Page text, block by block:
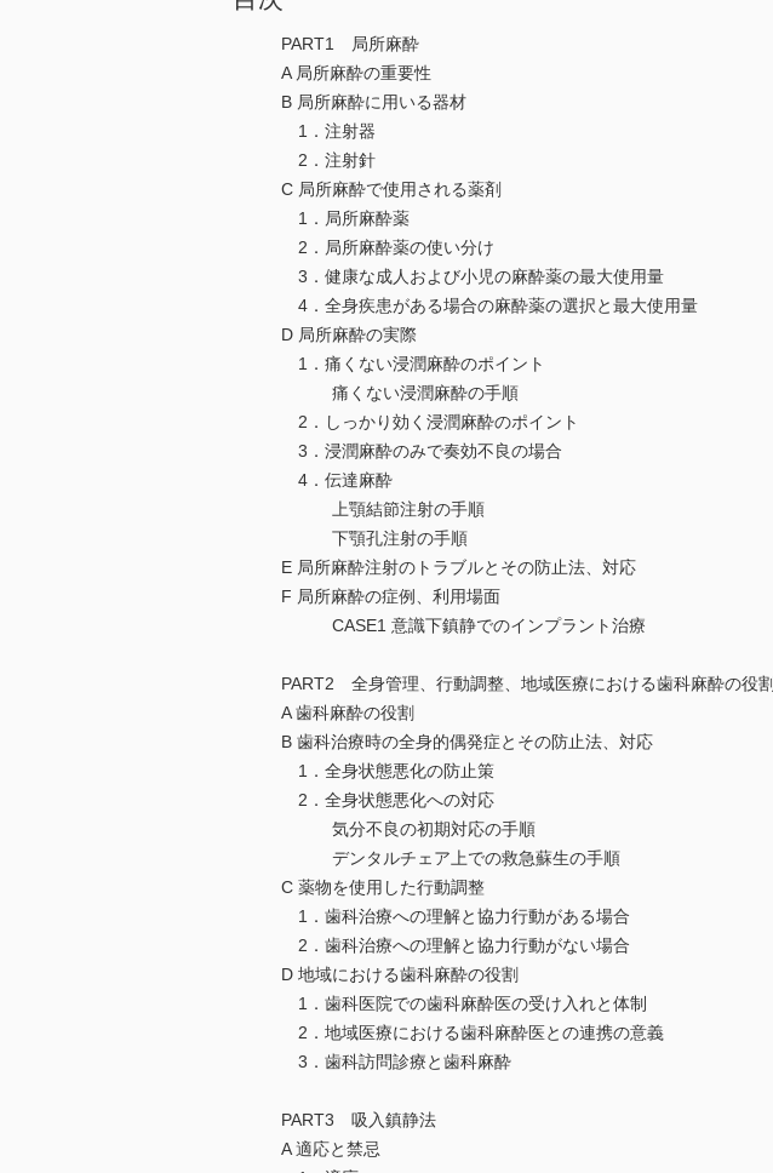
PART1 局所麻酔
A 局所麻酔の重要性
B 局所麻酔に用いる器材
1．注射器
2．注射針
C 局所麻酔で使用される薬剤
1．局所麻酔薬
2．局所麻酔薬の使い分け
3．健康な成人および小児の麻酔薬の最大使用量
4．全身疾患がある場合の麻酔薬の選択と最大使用量
D 局所麻酔の実際
1．痛くない浸潤麻酔のポイント
痛くない浸潤麻酔の手順
2．しっかり効く浸潤麻酔のポイント
3．浸潤麻酔のみで奏効不良の場合
4．伝達麻酔
上顎結節注射の手順
下顎孔注射の手順
E 局所麻酔注射のトラブルとその防止法、対応
F 局所麻酔の症例、利用場面
CASE1 意識下鎮静でのインプラント治療
PART2 全身管理、行動調整、地域医療における歯科麻酔の役割
A 歯科麻酔の役割
B 歯科治療時の全身的偶発症とその防止法、対応
1．全身状態悪化の防止策
2．全身状態悪化への対応
気分不良の初期対応の手順
デンタルチェア上での救急蘇生の手順
C 薬物を使用した行動調整
1．歯科治療への理解と協力行動がある場合
2．歯科治療への理解と協力行動がない場合
D 地域における歯科麻酔の役割
1．歯科医院での歯科麻酔医の受け入れと体制
2．地域医療における歯科麻酔医との連携の意義
3．歯科訪問診療と歯科麻酔
PART3 吸入鎮静法
A 適応と禁忌